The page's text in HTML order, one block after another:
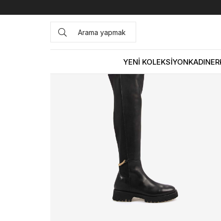
YENİ KOLEKSİYONKADIN
Anasayfa KADIN BOT&ÇİZME Günlük Çizme